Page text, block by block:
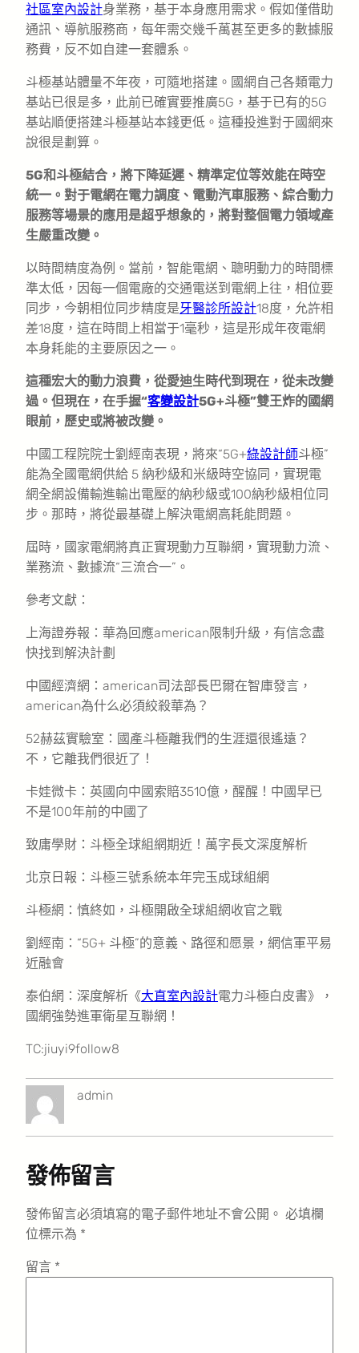
社區室內設計身業務，基于本身應用需求。假如僅借助
通訊、導航服務商，每年需交幾千萬甚至更多的數據服
務費，反不如自建一套體系。
斗極基站體量不年夜，可隨地搭建。國網自己各類電力
基站已很是多，此前已確實要推廣5G，基于已有的5G
基站順便搭建斗極基站本錢更低。這種投進對于國網來
說很是劃算。
5G和斗極結合，將下降延遲、精準定位等效能在時空
統一。對于電網在電力調度、電動汽車服務、綜合動力
服務等場景的應用是超乎想象的，將對整個電力領域產
生嚴重改變。
以時間精度為例。當前，智能電網、聰明動力的時間標
準太低，因每一個電廠的交通電送到電網上往，相位要
同步，今朝相位同步精度是牙醫診所設計18度，允許相
差18度，這在時間上相當于1毫秒，這是形成年夜電網
本身耗能的主要原因之一。
這種宏大的動力浪費，從愛迪生時代到現在，從未改變
過。但現在，在手握“客變設計5G+斗極”雙王炸的國網
眼前，歷史或將被改變。
中國工程院院士劉經南表現，將來“5G+綠設計師斗極”
能為全國電網供給 5 納秒級和米級時空協同，實現電
網全網設備輸進輸出電壓的納秒級或100納秒級相位同
步。那時，將從最基礎上解決電網高耗能問題。
屆時，國家電網將真正實現動力互聯網，實現動力流、
業務流、數據流“三流合一”。
參考文獻：
上海證券報：華為回應american限制升級，有信念盡
快找到解決計劃
中國經濟網：american司法部長巴爾在智庫發言，
american為什么必須絞殺華為？
52赫茲實驗室：國產斗極離我們的生涯還很遙遠？
不，它離我們很近了！
卡娃微卡：英國向中國索賠3510億，醒醒！中國早已
不是100年前的中國了
致庸學財：斗極全球組網期近！萬字長文深度解析
北京日報：斗極三號系統本年完玉成球組網
斗極網：慎終如，斗極開啟全球組網收官之戰
劉經南：“5G+ 斗極”的意義、路徑和愿景，網信軍平易
近融會
泰伯網：深度解析《大直室內設計電力斗極白皮書》，
國網強勢進軍衛星互聯網！
TC:jiuyi9follow8
admin
發佈留言
發佈留言必須填寫的電子郵件地址不會公開。 必填欄
位標示為 *
留言 *